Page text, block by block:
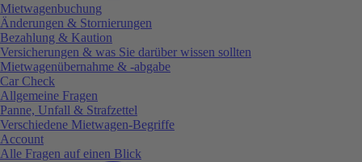
Mietwagenbuchung
Änderungen & Stornierungen
Bezahlung & Kaution
Versicherungen & was Sie darüber wissen sollten
Mietwagenübernahme & -abgabe
Car Check
Allgemeine Fragen
Panne, Unfall & Strafzettel
Verschiedene Mietwagen-Begriffe
Account
Alle Fragen auf einen Blick